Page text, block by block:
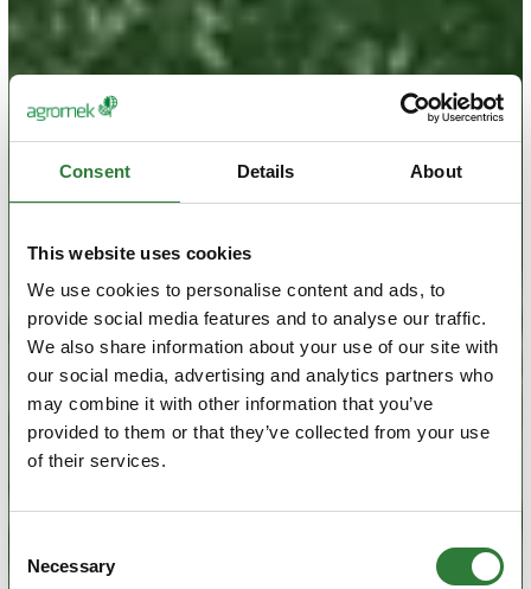
Consent Details About
This website uses cookies
We use cookies to personalise content and ads, to
provide social media features and to analyse our traffic.
We also share information about your use of our site with
our social media, advertising and analytics partners who
may combine it with other information that you’ve
provided to them or that they’ve collected from your use
of their services.
Selection
Necessary